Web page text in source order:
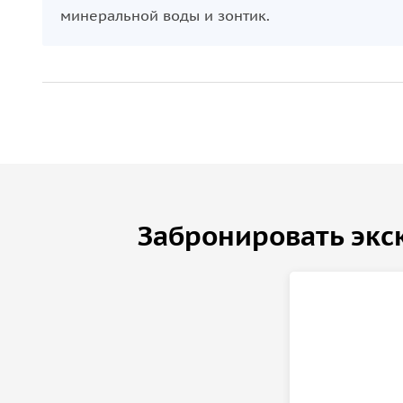
минеральной воды и зонтик.
Забронировать